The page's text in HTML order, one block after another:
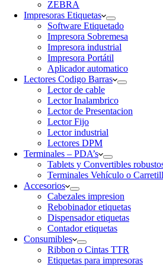
ZEBRA
Impresoras Etiquetas
Software Etiquetado
Impresora Sobremesa
Impresora industrial
Impresora Portátil
Aplicador automatico
Lectores Codigo Barras
Lector de cable
Lector Inalambrico
Lector de Presentacion
Lector Fijo
Lector industrial
Lectores DPM
Terminales – PDA’s
Tablets y Convertibles
Terminales Vehículo o
Accesorios
Cabezales impresion
Rebobinador etiquetas
Dispensador etiquetas
Contador etiquetas
Consumibles
Ribbon o Cintas TTR
Etiquetas para impresoras